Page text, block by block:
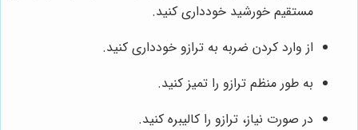
مستقیم خورشید خودداری کنید.
از وارد کردن ضربه به ترازو خودداری کنید.
به طور منظم ترازو را تمیز کنید.
در صورت نیاز، ترازو را کالیبره کنید.